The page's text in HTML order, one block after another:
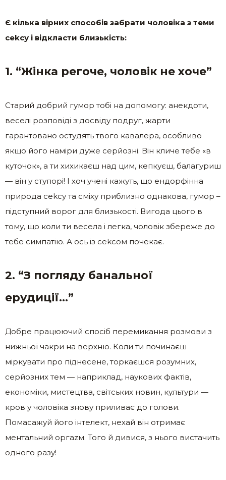
Є кілька вірних способів забрати чоловіка з теми
сеkсу і відкласти близькість:
1. “Жінка регоче, чоловік не хоче”
Старий добрий гумор тобі на допомогу: анекдоти,
веселі розповіді з досвіду подруг, жарти
гарантовано остудять твого кавалера, особливо
якщо його наміри дуже серйозні. Він кличе тебе «в
куточок», а ти хихикаєш над цим, кепкуєш, балагуриш
— він у ступорі! І хоч учені кажуть, що ендорфінна
природа сеkсу та сміху приблизно однакова, гумор –
підступний ворог для близькості. Вигода цього в
тому, що коли ти весела і легка, чоловік збереже до
тебе симпатію. А ось із сеkсом почекає.
2. “З погляду банальної
ерудиції…”
Добре працюючий спосіб перемикання розмови з
нижньої чакри на верхню. Коли ти починаєш
міркувати про піднесене, торкаєшся розумних,
серйозних тем — наприклад, наукових фактів,
економіки, мистецтва, світських новин, культури —
кров у чоловіка знову приливає до голови.
Помасажуй його інтелект, нехай він отримає
ментальний оргаzм. Того й дивися, з нього вистачить
одного разу!